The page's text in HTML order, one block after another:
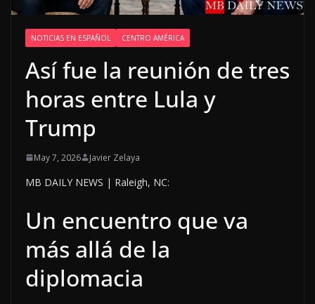
NOTICIAS EN ESPAÑOL CENTRO AMÉRICA
Así fue la reunión de tres
horas entre Lula y
Trump
May 7, 2026 Javier Zelaya
MB DAILY NEWS | Raleigh, NC:
Un encuentro que va
más allá de la
diplomacia